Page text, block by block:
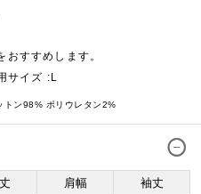
すすめします。
サイズ :L
トン98% ポリウレタン2%
肩幅
袖丈